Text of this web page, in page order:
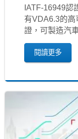
IATF‐16949
有VDA6.3的高
證，可製造汽
閱讀更多